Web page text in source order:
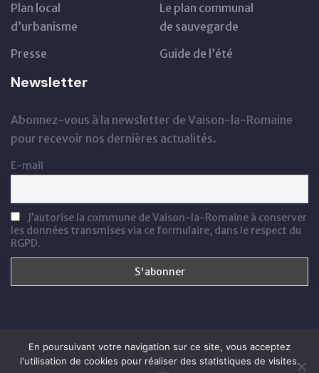
Plan local
d’urbanisme
Le plan communal
de sauvegarde
Presse
Guide de l’été
Newsletter
Abonnez-vous à la newsletter de Vaison-la-Romaine
pour recevoir nos dernières actualités.
E-mail
J’autorise la commune de Vaison-la-Romaine à conserver
les données transmises via ce formulaire, dans le respect du
RGPD.
© 2024 - Ville de Vaison-la-Romaine
En poursuivant votre navigation sur ce site, vous acceptez
l'utilisation de cookies pour réaliser des statistiques de visites.